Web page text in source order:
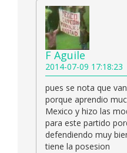
F Aguile
2014-07-09 17:18:23
pues se nota que
porque aprendio
Mexico y hizo las
para este partido
defendiendo muy
tiene la posesion